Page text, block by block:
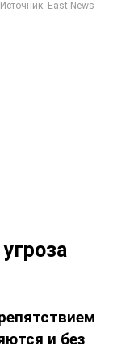
и без